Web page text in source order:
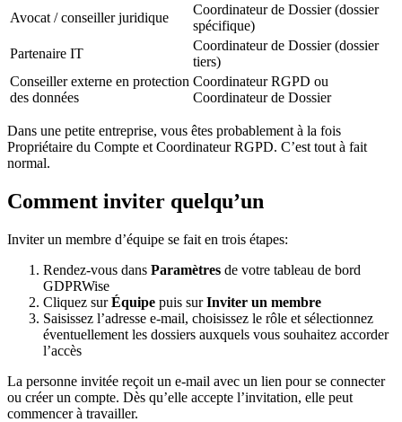
Avocat / conseiller juridique
Coordinateur de Dossier (dossier
spécifique)
Partenaire IT
Coordinateur de Dossier (dossier
tiers)
Conseiller externe en protection
des données
Coordinateur RGPD ou
Coordinateur de Dossier
Dans une petite entreprise, vous êtes probablement à la fois
Propriétaire du Compte et Coordinateur RGPD. C’est tout à fait
normal.
Comment inviter quelqu’un
Inviter un membre d’équipe se fait en trois étapes:
Rendez-vous dans Paramètres de votre tableau de bord
GDPRWise
Cliquez surÉquipe puis surInviter un membre
Saisissez l’adresse e-mail, choisissez le rôle et sélectionnez
éventuellement les dossiers auxquels vous souhaitez accorder
l’accès
La personne invitée reçoit un e-mail avec un lien pour se connecter
ou créer un compte. Dès qu’elle accepte l’invitation, elle peut
commencer à travailler.